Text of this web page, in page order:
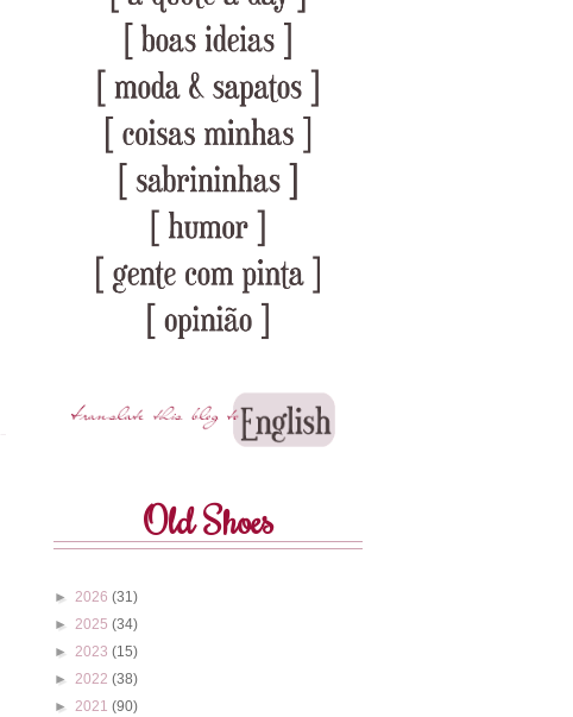
Old Shoes
► 2026 (31)
► 2025 (34)
► 2023 (15)
► 2022 (38)
► 2021 (90)